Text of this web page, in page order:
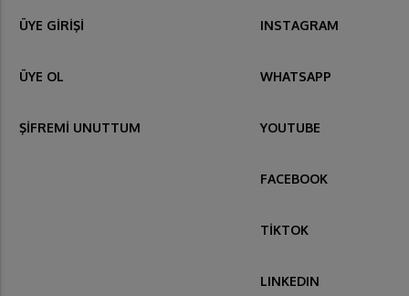
ÜYE GİRİŞİ
ÜYE OL
ŞİFREMİ UNUTTUM
INSTAGRAM
WHATSAPP
YOUTUBE
FACEBOOK
TİKTOK
LINKEDIN